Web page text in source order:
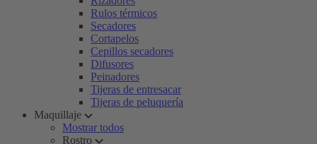
Rulos térmicos
Secadores
Cortapelos
Cepillos secadores
Difusores
Peinadores
Tijeras de entresacar
Tijeras de peluquería
Maquillaje
Mostrar todos
Rostro